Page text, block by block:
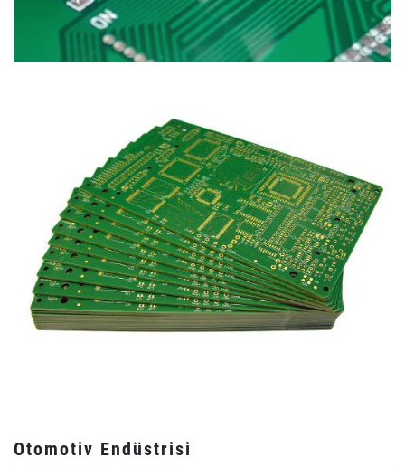
Otomotiv Endüstrisi